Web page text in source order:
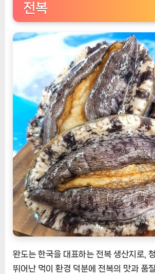
무
배
주
문
당
일
발
송]
[EatingNOW
ㅣ
추
천
상
전복
완도는 한국을 대표하는 전복 생산지로,
뛰어난 먹이 환경 덕분에 전복의 맛과 품